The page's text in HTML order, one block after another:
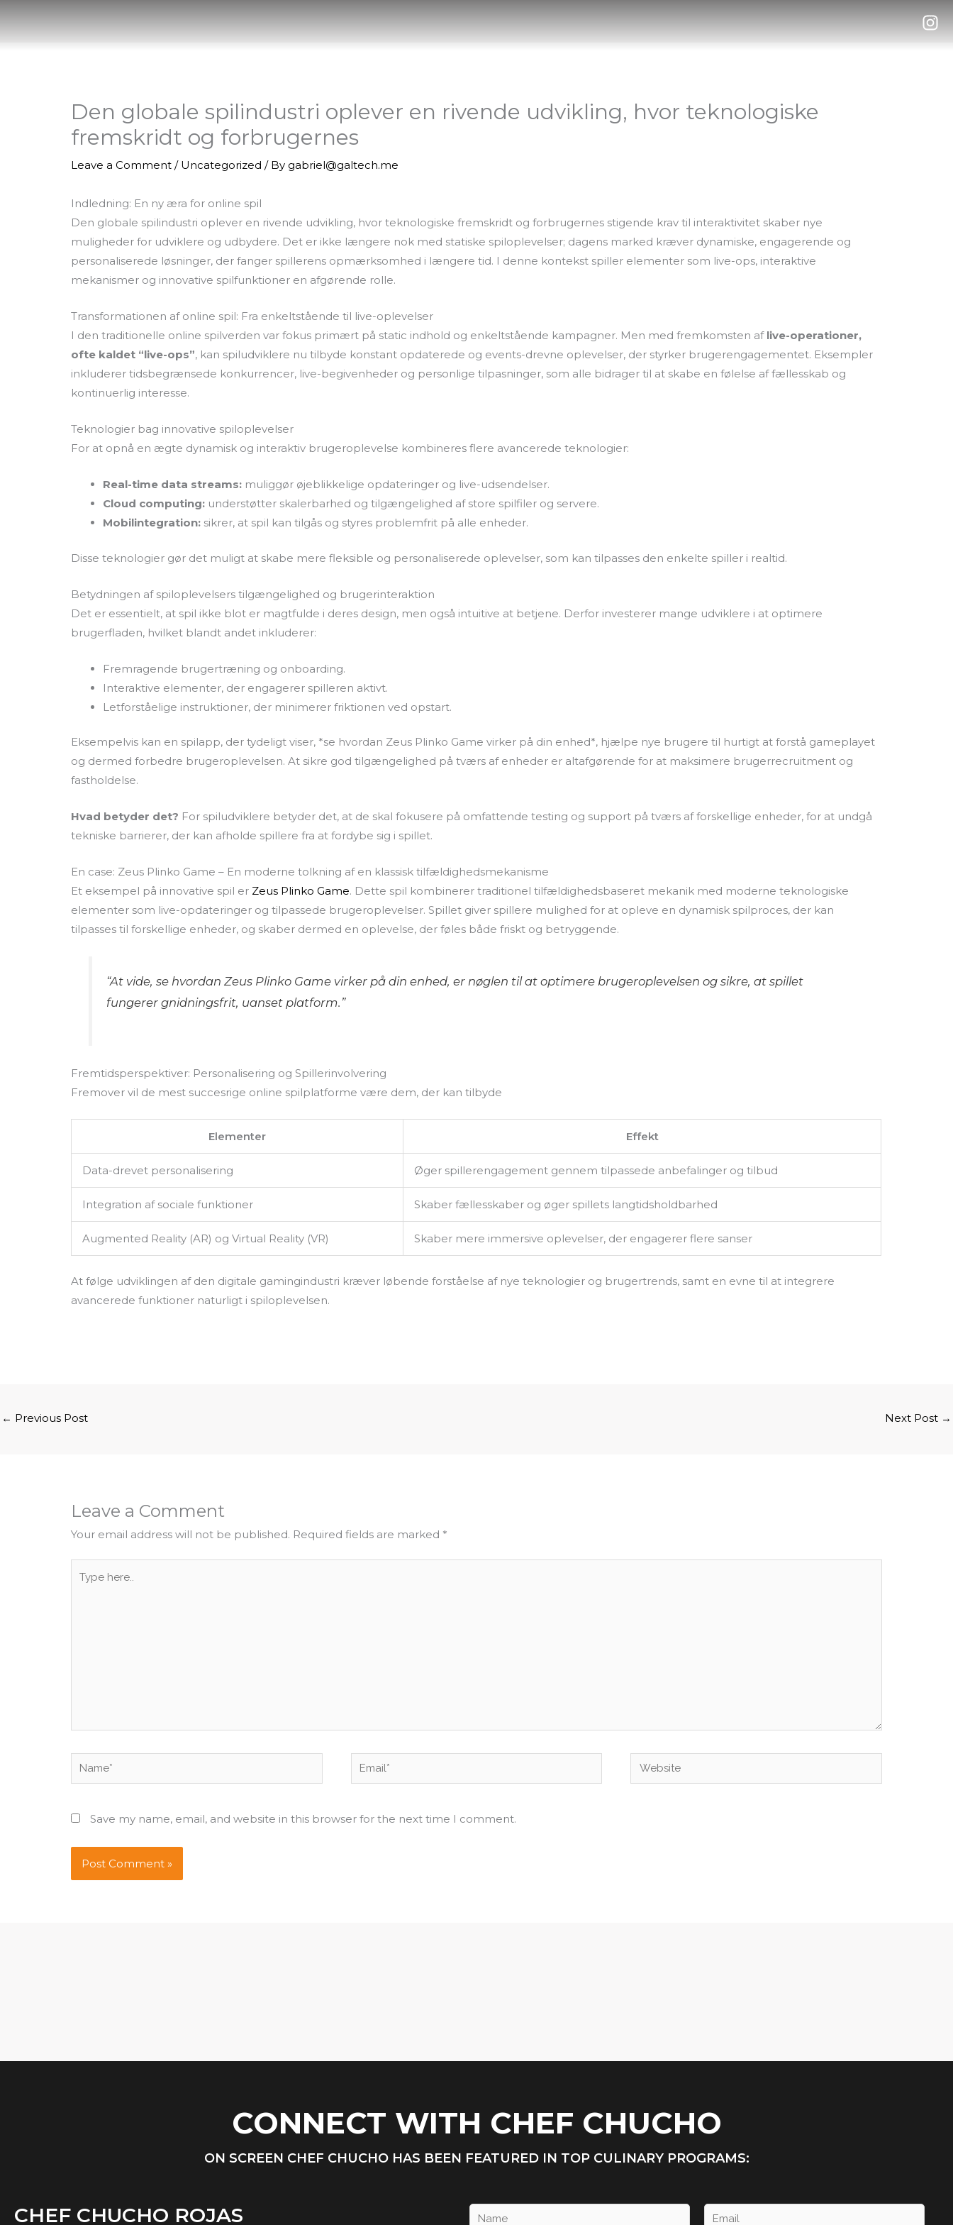
content
Den globale spilindustri oplever en rivende udvikling, hvor teknologiske
fremskridt og forbrugernes
Leave a Comment / Uncategorized / By gabriel@galtech.me
Indledning: En ny æra for online spil
Den globale spilindustri oplever en rivende udvikling, hvor teknologiske fremskridt og forbrugernes stigende krav til interaktivitet skaber nye
muligheder for udviklere og udbydere. Det er ikke længere nok med statiske spiloplevelser; dagens marked kræver dynamiske, engagerende og
personaliserede løsninger, der fanger spillerens opmærksomhed i længere tid. I denne kontekst spiller elementer som live-ops, interaktive
mekanismer og innovative spilfunktioner en afgørende rolle.
Transformationen af online spil: Fra enkeltstående til live-oplevelser
I den traditionelle online spilverden var fokus primært på static indhold og enkeltstående kampagner. Men med fremkomsten af live-operationer,
ofte kaldet “live-ops”, kan spiludviklere nu tilbyde konstant opdaterede og events-drevne oplevelser, der styrker brugerengagementet. Eksempler
inkluderer tidsbegrænsede konkurrencer, live-begivenheder og personlige tilpasninger, som alle bidrager til at skabe en følelse af fællesskab og
kontinuerlig interesse.
Teknologier bag innovative spiloplevelser
For at opnå en ægte dynamisk og interaktiv brugeroplevelse kombineres flere avancerede teknologier:
Real-time data streams: muliggør øjeblikkelige opdateringer og live-udsendelser.
Cloud computing: understøtter skalerbarhed og tilgængelighed af store spilfiler og servere.
Mobilintegration: sikrer, at spil kan tilgås og styres problemfrit på alle enheder.
Disse teknologier gør det muligt at skabe mere fleksible og personaliserede oplevelser, som kan tilpasses den enkelte spiller i realtid.
Betydningen af spiloplevelsers tilgængelighed og brugerinteraktion
Det er essentielt, at spil ikke blot er magtfulde i deres design, men også intuitive at betjene. Derfor investerer mange udviklere i at optimere
brugerfladen, hvilket blandt andet inkluderer:
Fremragende brugertræning og onboarding.
Interaktive elementer, der engagerer spilleren aktivt.
Letforståelige instruktioner, der minimerer friktionen ved opstart.
Eksempelvis kan en spilapp, der tydeligt viser, *se hvordan Zeus Plinko Game virker på din enhed*, hjælpe nye brugere til hurtigt at forstå gameplayet
og dermed forbedre brugeroplevelsen. At sikre god tilgængelighed på tværs af enheder er altafgørende for at maksimere brugerrecruitment og
fastholdelse.
Hvad betyder det? For spiludviklere betyder det, at de skal fokusere på omfattende testing og support på tværs af forskellige enheder, for at undgå
tekniske barrierer, der kan afholde spillere fra at fordybe sig i spillet.
En case: Zeus Plinko Game – En moderne tolkning af en klassisk tilfældighedsmekanisme
Et eksempel på innovative spil er Zeus Plinko Game. Dette spil kombinerer traditionel tilfældighedsbaseret mekanik med moderne teknologiske
elementer som live-opdateringer og tilpassede brugeroplevelser. Spillet giver spillere mulighed for at opleve en dynamisk spilproces, der kan
tilpasses til forskellige enheder, og skaber dermed en oplevelse, der føles både friskt og betryggende.
“At vide, se hvordan Zeus Plinko Game virker på din enhed, er nøglen til at optimere brugeroplevelsen og sikre, at spillet
fungerer gnidningsfrit, uanset platform.”
Fremtidsperspektiver: Personalisering og Spillerinvolvering
Fremover vil de mest succesrige online spilplatforme være dem, der kan tilbyde
Elementer Effekt
Data-drevet personalisering Øger spillerengagement gennem tilpassede anbefalinger og tilbud
Integration af sociale funktioner Skaber fællesskaber og øger spillets langtidsholdbarhed
Augmented Reality (AR) og Virtual Reality (VR) Skaber mere immersive oplevelser, der engagerer flere sanser
At følge udviklingen af den digitale gamingindustri kræver løbende forståelse af nye teknologier og brugertrends, samt en evne til at integrere
avancerede funktioner naturligt i spiloplevelsen.
← Previous Post Next Post →
Leave a Comment
Your email address will not be published. Required fields are marked *
here..
Name* Email* Website
Save my name, email, and website in this browser for the next time I comment.
CONNECT WITH CHEF CHUCHO
ON SCREEN CHEF CHUCHO HAS BEEN FEATURED IN TOP CULINARY PROGRAMS:
CHEF CHUCHO ROJAS